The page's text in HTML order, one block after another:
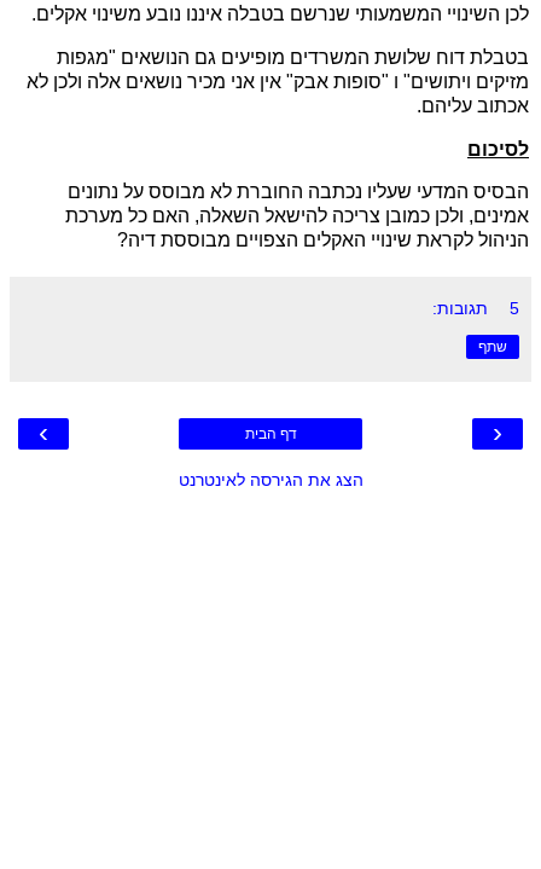
לכן השינויי המשמעותי שנרשם בטבלה איננו נובע משינוי אקלים.
בטבלת דוח שלושת המשרדים מופיעים גם הנושאים "מגפות
מזיקים ויתושים" ו "סופות אבק" אין אני מכיר נושאים אלה ולכן לא
אכתוב עליהם.
לסיכום
הבסיס המדעי שעליו נכתבה החוברת לא מבוסס על נתונים
אמינים, ולכן כמובן צריכה להישאל השאלה, האם כל מערכת
הניהול לקראת שינויי האקלים הצפויים מבוססת דיה?
5 תגובות:
שתף
‹
› דף הבית
הצג את הגירסה לאינטרנט